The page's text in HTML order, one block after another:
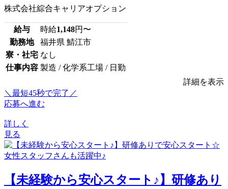
株式会社綜合キャリアオプション
給与 時給1,148円〜
勤務地
福井県 鯖江市
寮・社宅 なし
仕事内容 製造 / 化学系工場 / 日勤
詳細を表示
＼最短45秒で完了／
応募へ進む
詳しく
見る
【未経験から安心スタート♪】研修あり